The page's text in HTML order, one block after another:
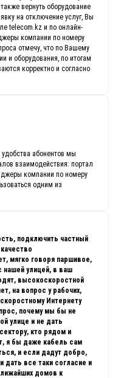
вернуть оборудование
на отключение услуг, Вы
telecom.kz и по онлайн-
компании по номеру
отмечу, что по Вашему
и оборудования, по итогам
корректно и согласно
абонентов мы
взаимодействия: портал
компании по номеру
одним из
подключить частный
мягко говоря паршивое,
нашей улицей, в ваш
высокоскоростной
на вопрос у рабочих,
Интернету
почему мы бы не
улице и не дать
кто рядом и
я бы даже кабель сам
и если дадут добро,
дать все таки согласие и
домов к